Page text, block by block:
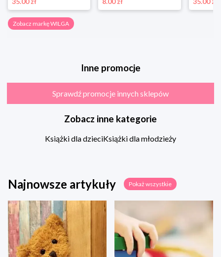
Zobacz markę WILGA
Inne promocje
Sprawdź promocje innych sklepów
Zobacz inne kategorie
Książki dla dzieciKsiążki dla młodzieży
Najnowsze artykuły Pokaż wszystkie